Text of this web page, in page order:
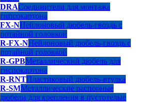
DRAСоединители для монтажа
гипсокартона
FX-NНейлоновый дюбель-гвоздь с
потайной головкой
R-FX-NНейлоновый дюбель-гвоздь с
потайной головкой
R-GPBМеталлический дюбель для
гиспокартона
R-RNTПластиковый дюбель-втулка
R-SMМеталлические распорные
дюбели для крепления в пустотелые